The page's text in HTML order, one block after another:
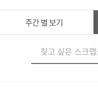
주간 별 보기